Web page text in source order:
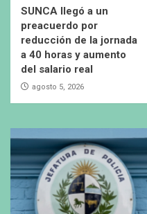
SUNCA llegó a un
preacuerdo por
reducción de la jornada
a 40 horas y aumento
del salario real
agosto 5, 2026